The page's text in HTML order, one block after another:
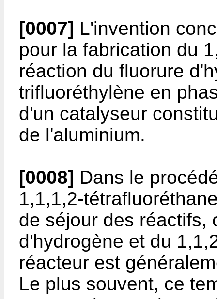
[0007] L'invention
pour la fabrication du
réaction du fluorure
trifluoréthylène en
d'un catalyseur
de l'aluminium.
[0008] Dans le
1,1,1,2-
de séjour des réactifs,
d'hydrogène et du
réacteur est
Le plus souvent, ce